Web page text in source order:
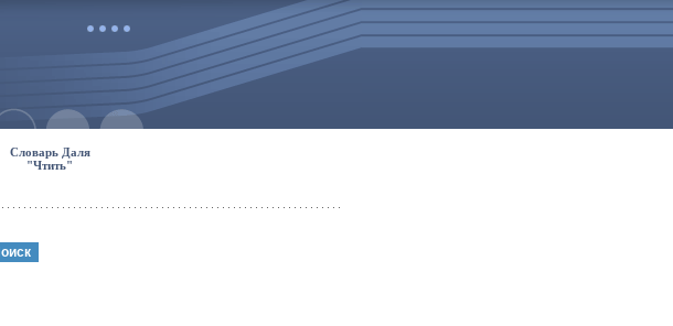
Словарь Даля
"Чтить"